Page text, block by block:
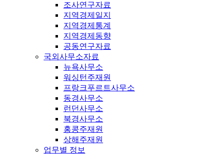
조사연구자료
지역경제일지
지역경제통계
지역경제동향
공동연구자료
국외사무소자료
뉴욕사무소
워싱턴주재원
프랑크푸르트사무소
동경사무소
런던사무소
북경사무소
홍콩주재원
상해주재원
업무별 정보